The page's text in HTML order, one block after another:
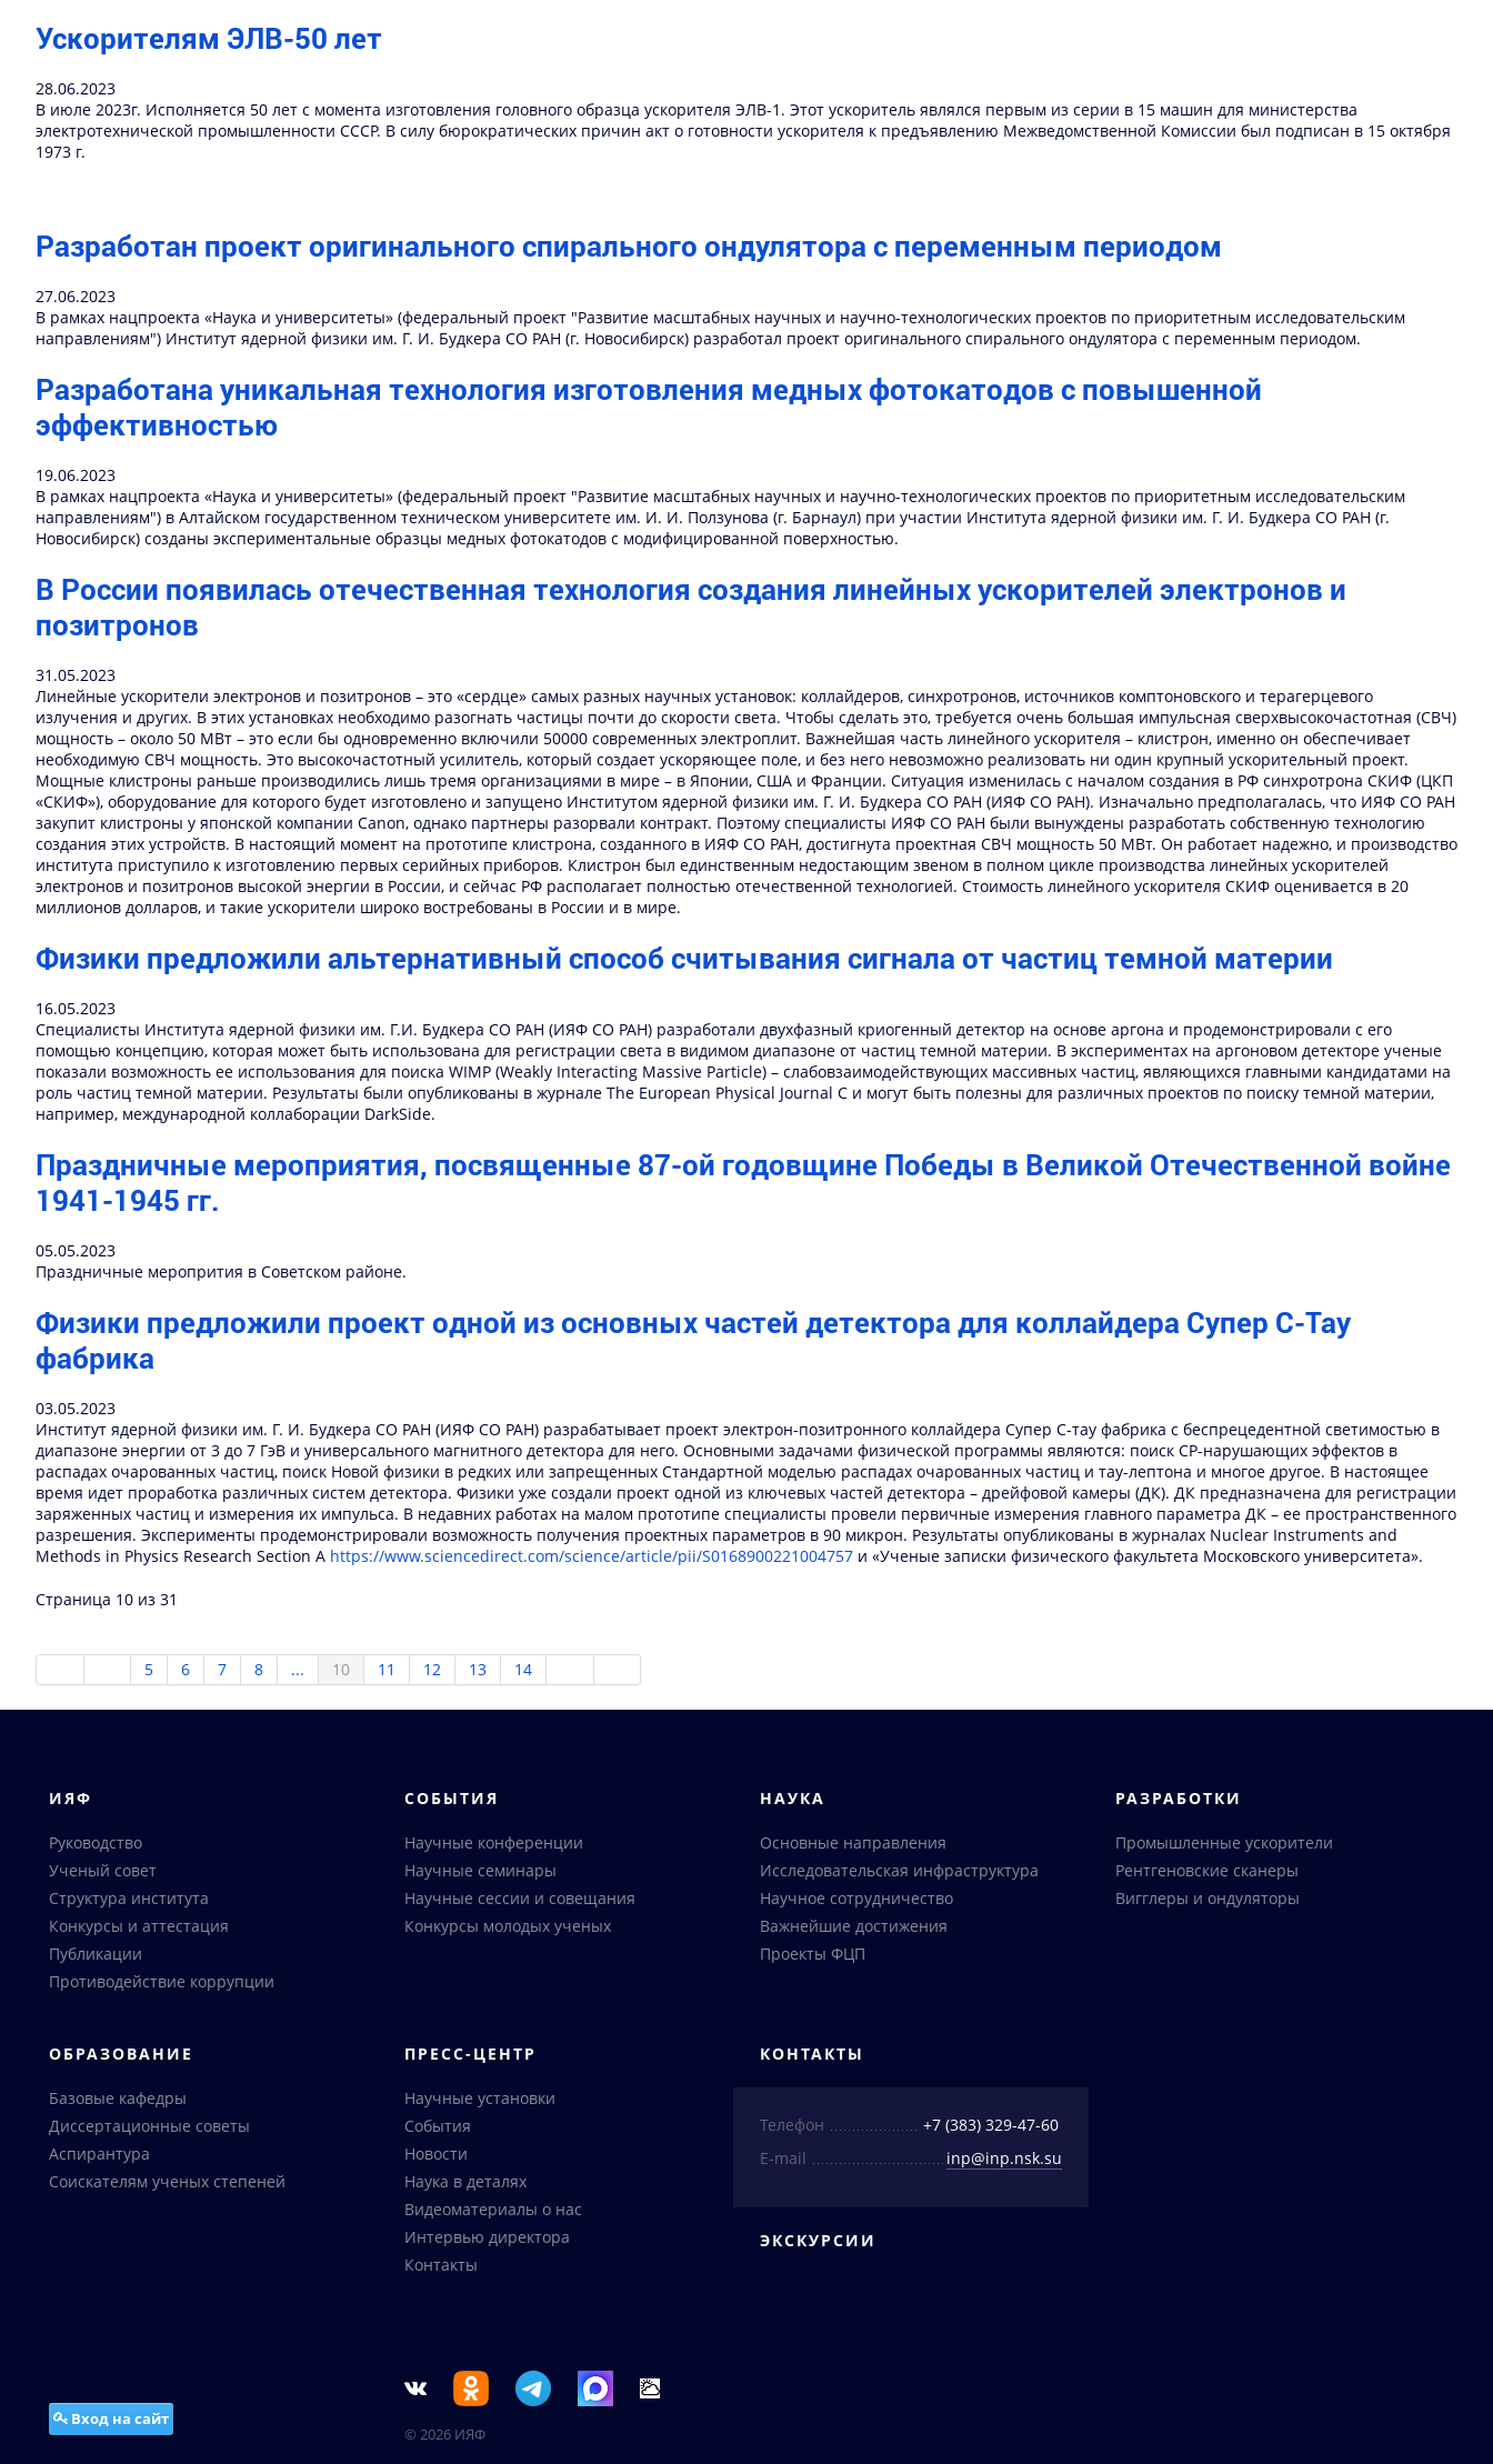
Ускорителям ЭЛВ-50 лет
28.06.2023
В июле 2023г. Исполняется 50 лет с момента изготовления головного образца ускорителя ЭЛВ-1. Этот ускоритель являлся первым из серии в 15 машин для министерства
электротехнической промышленности СССР. В силу бюрократических причин акт о готовности ускорителя к предъявлению Межведомственной Комиссии был подписан в 15 октября
1973 г.
Разработан проект оригинального спирального ондулятора с переменным периодом
27.06.2023
В рамках нацпроекта «Наука и университеты» (федеральный проект "Развитие масштабных научных и научно-технологических проектов по приоритетным исследовательским
направлениям") Институт ядерной физики им. Г. И. Будкера СО РАН (г. Новосибирск) разработал проект оригинального спирального ондулятора с переменным периодом.
Разработана уникальная технология изготовления медных фотокатодов с повышенной
эффективностью
19.06.2023
В рамках нацпроекта «Наука и университеты» (федеральный проект "Развитие масштабных научных и научно-технологических проектов по приоритетным исследовательским
направлениям") в Алтайском государственном техническом университете им. И. И. Ползунова (г. Барнаул) при участии Института ядерной физики им. Г. И. Будкера СО РАН (г.
Новосибирск) созданы экспериментальные образцы медных фотокатодов с модифицированной поверхностью.
В России появилась отечественная технология создания линейных ускорителей электронов и
позитронов
31.05.2023
Линейные ускорители электронов и позитронов – это «сердце» самых разных научных установок: коллайдеров, синхротронов, источников комптоновского и терагерцевого
излучения и других. В этих установках необходимо разогнать частицы почти до скорости света. Чтобы сделать это, требуется очень большая импульсная сверхвысокочастотная (СВЧ)
мощность – около 50 МВт – это если бы одновременно включили 50000 современных электроплит. Важнейшая часть линейного ускорителя – клистрон, именно он обеспечивает
необходимую СВЧ мощность. Это высокочастотный усилитель, который создает ускоряющее поле, и без него невозможно реализовать ни один крупный ускорительный проект.
Мощные клистроны раньше производились лишь тремя организациями в мире – в Японии, США и Франции. Ситуация изменилась с началом создания в РФ синхротрона СКИФ (ЦКП
«СКИФ»), оборудование для которого будет изготовлено и запущено Институтом ядерной физики им. Г. И. Будкера СО РАН (ИЯФ СО РАН). Изначально предполагалась, что ИЯФ СО РАН
закупит клистроны у японской компании Canon, однако партнеры разорвали контракт. Поэтому специалисты ИЯФ СО РАН были вынуждены разработать собственную технологию
создания этих устройств. В настоящий момент на прототипе клистрона, созданного в ИЯФ СО РАН, достигнута проектная СВЧ мощность 50 МВт. Он работает надежно, и производство
института приступило к изготовлению первых серийных приборов. Клистрон был единственным недостающим звеном в полном цикле производства линейных ускорителей
электронов и позитронов высокой энергии в России, и сейчас РФ располагает полностью отечественной технологией. Стоимость линейного ускорителя СКИФ оценивается в 20
миллионов долларов, и такие ускорители широко востребованы в России и в мире.
Физики предложили альтернативный способ считывания сигнала от частиц темной материи
16.05.2023
Специалисты Института ядерной физики им. Г.И. Будкера СО РАН (ИЯФ СО РАН) разработали двухфазный криогенный детектор на основе аргона и продемонстрировали с его
помощью концепцию, которая может быть использована для регистрации света в видимом диапазоне от частиц темной материи. В экспериментах на аргоновом детекторе ученые
показали возможность ее использования для поиска WIMP (Weakly Interacting Massive Particle) – слабовзаимодействующих массивных частиц, являющихся главными кандидатами на
роль частиц темной материи. Результаты были опубликованы в журнале The European Physical Journal C и могут быть полезны для различных проектов по поиску темной материи,
например, международной коллаборации DarkSide.
Праздничные мероприятия, посвященные 87-ой годовщине Победы в Великой Отечественной войне
1941-1945 гг.
05.05.2023
Праздничные меропрития в Советском районе.
Физики предложили проект одной из основных частей детектора для коллайдера Супер С-Тау
фабрика
03.05.2023
Институт ядерной физики им. Г. И. Будкера СО РАН (ИЯФ СО РАН) разрабатывает проект электрон-позитронного коллайдера Супер С-тау фабрика с беспрецедентной светимостью в
диапазоне энергии от 3 до 7 ГэВ и универсального магнитного детектора для него. Основными задачами физической программы являются: поиск CP-нарушающих эффектов в
распадах очарованных частиц, поиск Новой физики в редких или запрещенных Стандартной моделью распадах очарованных частиц и тау-лептона и многое другое. В настоящее
время идет проработка различных систем детектора. Физики уже создали проект одной из ключевых частей детектора – дрейфовой камеры (ДК). ДК предназначена для регистрации
заряженных частиц и измерения их импульса. В недавних работах на малом прототипе специалисты провели первичные измерения главного параметра ДК – ее пространственного
разрешения. Эксперименты продемонстрировали возможность получения проектных параметров в 90 микрон. Результаты опубликованы в журналах Nuclear Instruments and
Methods in Physics Research Section A https://www.sciencedirect.com/science/article/pii/S0168900221004757 и «Ученые записки физического факультета Московского университета».
Страница 10 из 31
5 6 7 8 ... 10 11 12 13 14
ИЯФ
Руководство
Ученый совет
Структура института
Конкурсы и аттестация
Публикации
Противодействие коррупции
СОБЫТИЯ
Научные конференции
Научные семинары
Научные сессии и совещания
Конкурсы молодых ученых
НАУКА
Основные направления
Исследовательская инфраструктура
Научное сотрудничество
Важнейшие достижения
Проекты ФЦП
РАЗРАБОТКИ
Промышленные ускорители
Рентгеновские сканеры
Вигглеры и ондуляторы
ОБРАЗОВАНИЕ
Базовые кафедры
Диссертационные советы
Аспирантура
Соискателям ученых степеней
ПРЕСС-ЦЕНТР
Научные установки
События
Новости
Наука в деталях
Видеоматериалы о нас
Интервью директора
Контакты
КОНТАКТЫ
Телефон
+7 (383) 329-47-60
E-mail
inp@inp.nsk.su
ЭКСКУРСИИ
Вход на сайт
© 2026 ИЯФ